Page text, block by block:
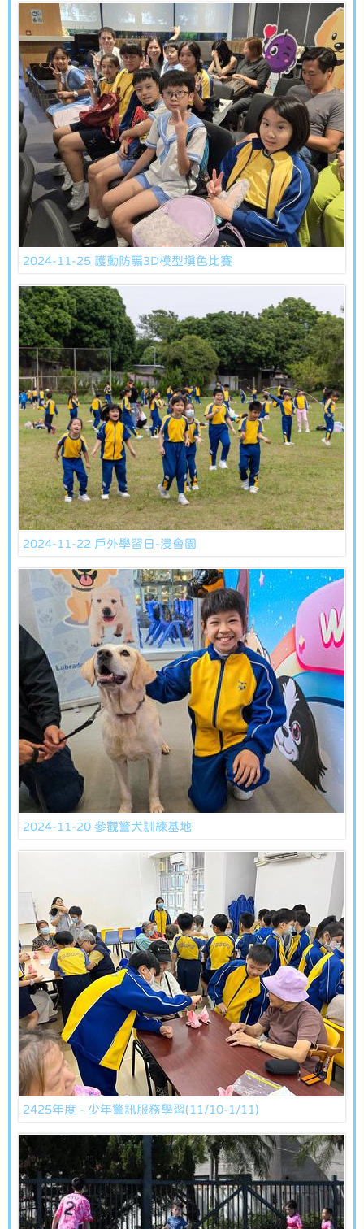
2024-11-25 護動防騙3D模型填色比賽
2024-11-22 戶外學習日-浸會園
2024-11-20 參觀警犬訓練基地
2425年度 - 少年警訊服務學習(11/10-1/11)